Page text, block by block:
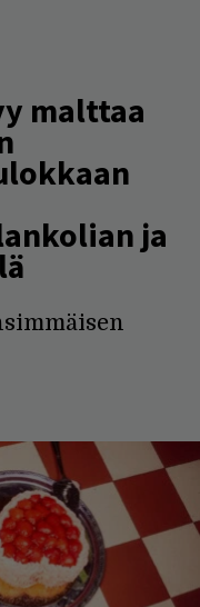
malttaa
ja